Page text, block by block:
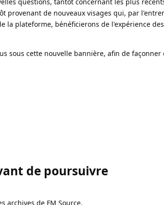
provenant de nouveaux visages qui, par
plateforme, bénéficierons de l'expérience
sous cette nouvelle bannière, afin de façonner
de poursuivre
archives de FM Source.